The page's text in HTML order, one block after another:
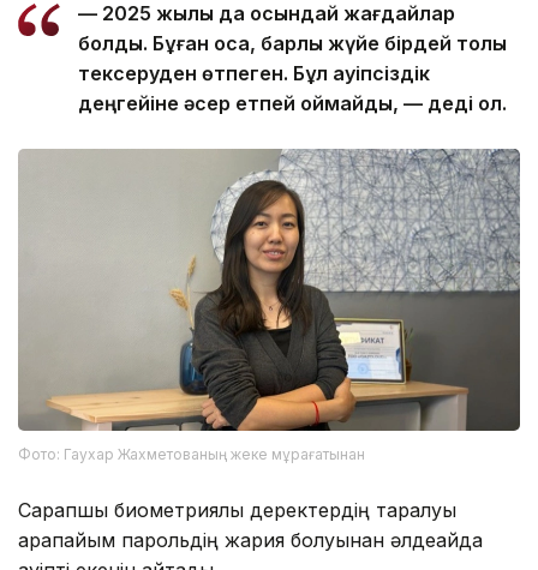
— 2025 жылы да осындай жағдайлар
болды. Бұған қоса, барлық жүйе бірдей толық
тексеруден өтпеген. Бұл қауіпсіздік
деңгейіне әсер етпей қоймайды, — деді ол.
Фото: Гаухар Жахметованың жеке мұрағатынан
Сарапшы биометриялық деректердің таралуы
қарапайым парольдің жария болуынан әлдеқайда